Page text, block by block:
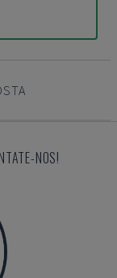
NOS!